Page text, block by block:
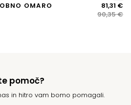
OMARO
90,35€
81,31 €
pomoč?
in hitro vam bomo pomagali.